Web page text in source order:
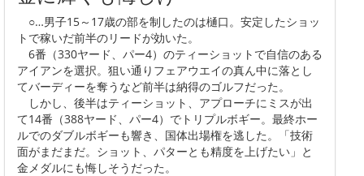
○…男子15～17歳の部を制したのは樋口。安定したショッ
トで稼いだ前半のリードが効いた。
6番（330ヤード、パー4）のティーショットで自信のある
アイアンを選択。狙い通りフェアウエイの真ん中に落とし
てバーディーを奪うなど前半は納得のゴルフだった。
しかし、後半はティーショット、アプローチにミスが出
て14番（388ヤード、パー4）でトリプルボギー。最終ホー
ルでのダブルボギーも響き、国体出場権を逃した。「技術
面がまだまだ。ショット、パターとも精度を上げたい」と
金メダルにも悔しそうだった。